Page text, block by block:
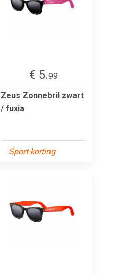
€ 5.99
Zeus Zonnebril zwart
/ fuxia
Sport-korting